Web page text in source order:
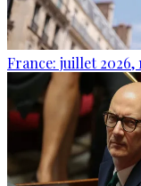
France: juillet 2026,